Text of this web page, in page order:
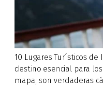
10 Lugares Turísticos de
destino esencial para
mapa; son verdaderas